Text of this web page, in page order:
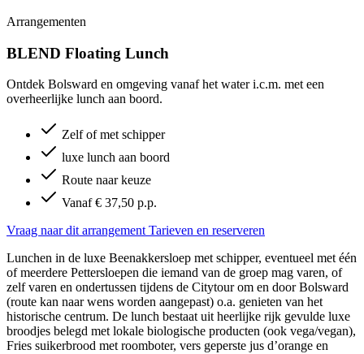
Arrangementen
BLEND Floating Lunch
Ontdek Bolsward en omgeving vanaf het water i.c.m. met een
overheerlijke lunch aan boord.
Zelf of met schipper
luxe lunch aan boord
Route naar keuze
Vanaf € 37,50 p.p.
Vraag naar dit arrangementTarieven en reserveren
Lunchen in de luxe Beenakkersloep met schipper, eventueel met één
of meerdere Pettersloepen die iemand van de groep mag varen, of
zelf varen en ondertussen tijdens de Citytour om en door Bolsward
(route kan naar wens worden aangepast) o.a. genieten van het
historische centrum. De lunch bestaat uit heerlijke rijk gevulde luxe
broodjes belegd met lokale biologische producten (ook vega/vegan),
Fries suikerbrood met roomboter, vers geperste jus d’orange en